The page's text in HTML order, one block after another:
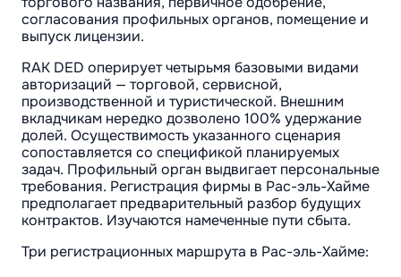
согласования профильных органов, помещение и
выпуск лицензии.
RAK DED оперирует четырьмя базовыми видами
авторизаций — торговой, сервисной,
производственной и туристической. Внешним
вкладчикам нередко дозволено 100% удержание
долей. Осуществимость указанного сценария
сопоставляется со спецификой планируемых
задач. Профильный орган выдвигает персональные
требования. Регистрация фирмы в Рас-эль-Хайме
предполагает предварительный разбор будущих
контрактов. Изучаются намеченные пути сбыта.
Три регистрационных маршрута в Рас-эль-Хайме: